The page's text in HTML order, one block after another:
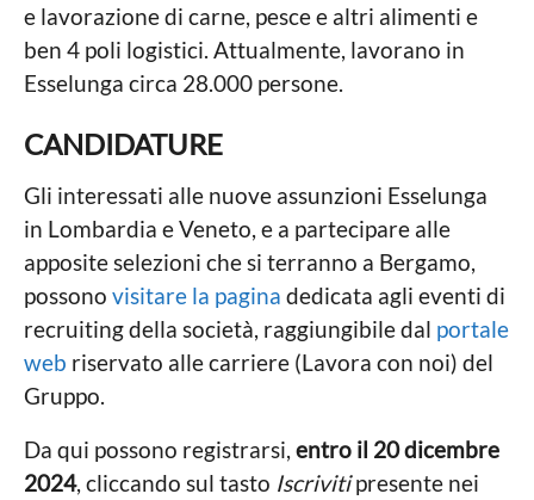
e lavorazione di carne, pesce e altri alimenti e
ben 4 poli logistici. Attualmente, lavorano in
Esselunga circa 28.000 persone.
CANDIDATURE
Gli interessati alle nuove assunzioni Esselunga
in Lombardia e Veneto, e a partecipare alle
apposite selezioni che si terranno a Bergamo,
possono visitare la pagina dedicata agli eventi di
recruiting della società, raggiungibile dal portale
web riservato alle carriere (Lavora con noi) del
Gruppo.
Da qui possono registrarsi, entro il 20 dicembre
2024, cliccando sul tasto Iscrivitipresente nei